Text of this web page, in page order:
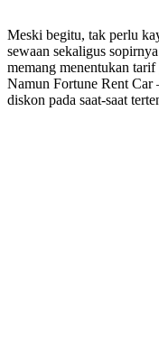
Meski begitu, tak perlu
sewaan sekaligus
memang menentukan
Namun Fortune Rent Car
diskon pada saat-saat